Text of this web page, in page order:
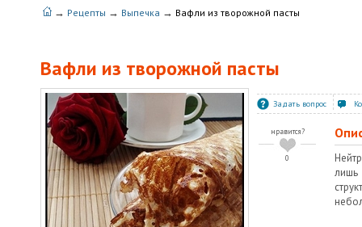
→ Рецепты → Выпечка → Вафли из творожной пасты
Вафли из творожной пасты
Задать вопрос
нравится?
0